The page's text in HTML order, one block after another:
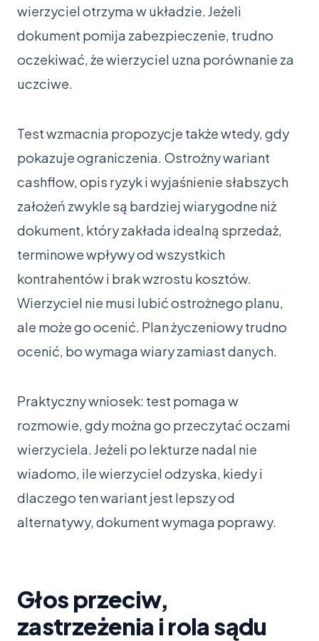
wierzyciel otrzyma w układzie. Jeżeli
dokument pomija zabezpieczenie, trudno
oczekiwać, że wierzyciel uzna porównanie za
uczciwe.
Test wzmacnia propozycje także wtedy, gdy
pokazuje ograniczenia. Ostrożny wariant
cashflow, opis ryzyk i wyjaśnienie słabszych
założeń zwykle są bardziej wiarygodne niż
dokument, który zakłada idealną sprzedaż,
terminowe wpływy od wszystkich
kontrahentów i brak wzrostu kosztów.
Wierzyciel nie musi lubić ostrożnego planu,
ale może go ocenić. Plan życzeniowy trudno
ocenić, bo wymaga wiary zamiast danych.
Praktyczny wniosek: test pomaga w
rozmowie, gdy można go przeczytać oczami
wierzyciela. Jeżeli po lekturze nadal nie
wiadomo, ile wierzyciel odzyska, kiedy i
dlaczego ten wariant jest lepszy od
alternatywy, dokument wymaga poprawy.
Głos przeciw,
zastrzeżenia i rola sądu